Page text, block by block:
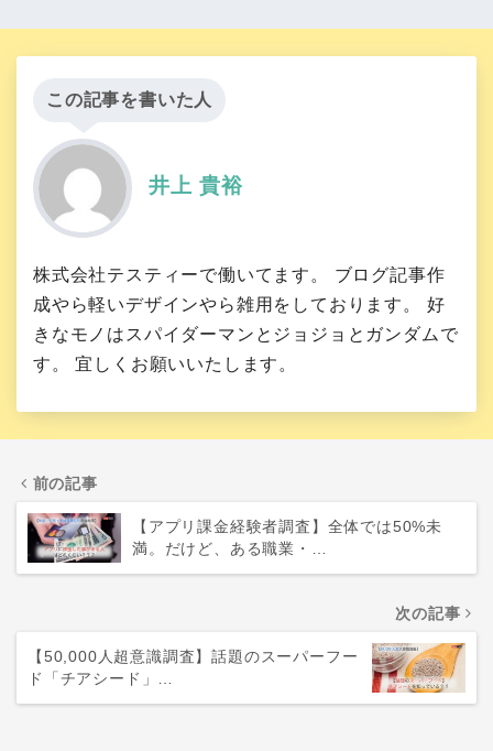
この記事を書いた人
井上 貴裕
株式会社テスティーで働いてます。 ブログ記事作
成やら軽いデザインやら雑用をしております。 好
きなモノはスパイダーマンとジョジョとガンダムで
す。 宜しくお願いいたします。
前の記事
【アプリ課金経験者調査】全体では50%未
満。だけど、ある職業・…
次の記事
【50,000人超意識調査】話題のスーパーフー
ド「チアシード」…